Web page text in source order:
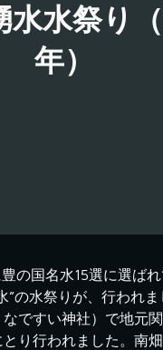
水水祭り
年）
の国名水15選に選ば
”の水祭りが、行われ
ですい神社）で地元
り行われました。南